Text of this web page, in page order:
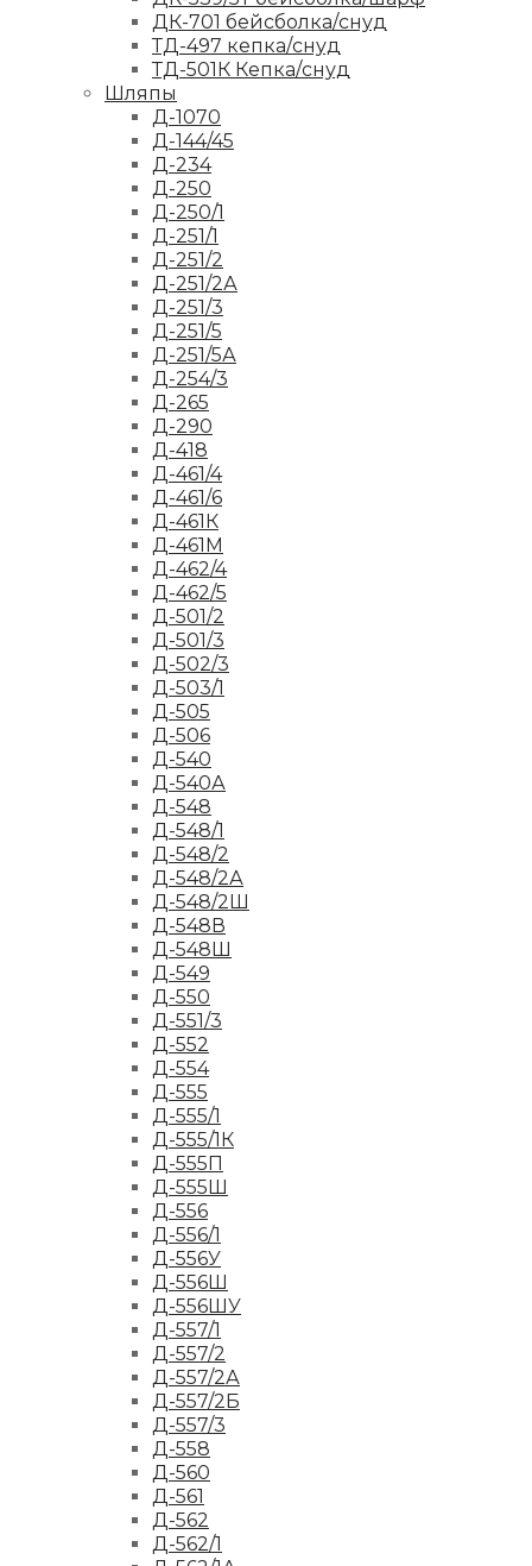
ДК-701 бейсболка/снуд
ТД-497 кепка/снуд
ТД-501К Кепка/снуд
Шляпы
Д-1070
Д-144/45
Д-234
Д-250
Д-250/1
Д-251/1
Д-251/2
Д-251/2А
Д-251/3
Д-251/5
Д-251/5А
Д-254/3
Д-265
Д-290
Д-418
Д-461/4
Д-461/6
Д-461К
Д-461М
Д-462/4
Д-462/5
Д-501/2
Д-501/3
Д-502/3
Д-503/1
Д-505
Д-506
Д-540
Д-540А
Д-548
Д-548/1
Д-548/2
Д-548/2А
Д-548/2Ш
Д-548В
Д-548Ш
Д-549
Д-550
Д-551/3
Д-552
Д-554
Д-555
Д-555/1
Д-555/1К
Д-555П
Д-555Ш
Д-556
Д-556/1
Д-556У
Д-556Ш
Д-556ШУ
Д-557/1
Д-557/2
Д-557/2А
Д-557/2Б
Д-557/3
Д-558
Д-560
Д-561
Д-562
Д-562/1